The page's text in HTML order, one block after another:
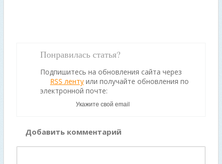
Понравилась статья?
Подпишитесь на обновления сайта через
RSS ленту или получайте обновления по
электронной почте:
Добавить комментарий